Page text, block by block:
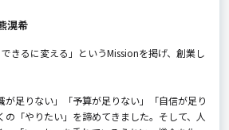
滉希
きるに変える」というMissionを掲げ、創業し
が足りない」「予算が足りない」「自信が足り
の「やりたい」を諦めてきました。そして、人